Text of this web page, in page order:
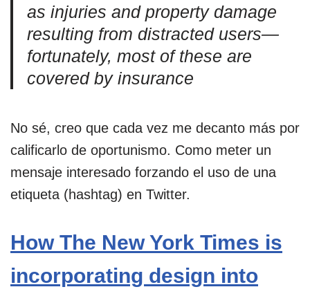
as injuries and property damage
resulting from distracted users—
fortunately, most of these are
covered by insurance
No sé, creo que cada vez me decanto más por
calificarlo de oportunismo. Como meter un
mensaje interesado forzando el uso de una
etiqueta (hashtag) en Twitter.
How The New York Times is
incorporating design into